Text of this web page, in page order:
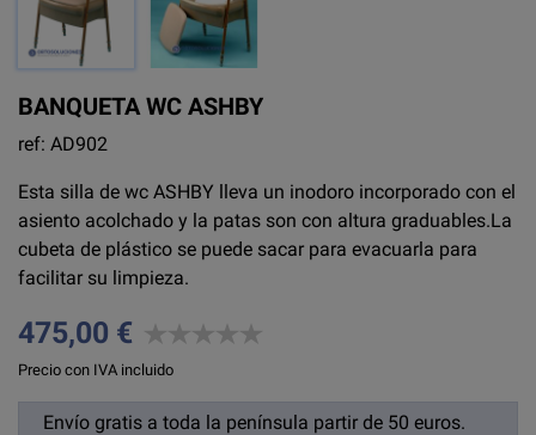
BANQUETA WC ASHBY
ref: AD902
Esta silla de wc ASHBY lleva un inodoro incorporado con el
asiento acolchado y la patas son con altura graduables.La
cubeta de plástico se puede sacar para evacuarla para
facilitar su limpieza.
475,00 €
Precio con IVA incluido
Envío gratis a toda la península partir de 50 euros.